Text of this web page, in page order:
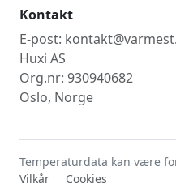
Kontakt
E-post:
Huxi AS
Org.nr: 930940682
Oslo, Norge
Temperaturdata kan være
Vilkår
Cookies